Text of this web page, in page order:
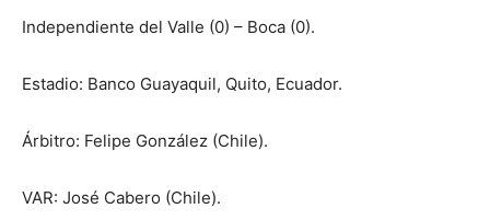
Independiente del Valle (0) – Boca (0).
Estadio: Banco Guayaquil, Quito, Ecuador.
Árbitro: Felipe González (Chile).
VAR: José Cabero (Chile).